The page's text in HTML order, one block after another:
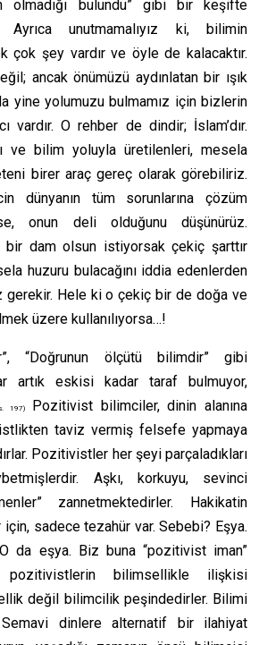
olmadığı bulundu” gibi bir keşifte
Ayrıca unutmamalıyız ki, bilimin
çok şey vardır ve öyle de kalacaktır.
ancak önümüzü aydınlatan bir ışık
yine yolumuzu bulmamız için bizlerin
vardır. O rehber de dindir; İslam’dır.
ve bilim yoluyla üretilenleri, mesela
birer araç gereç olarak görebiliriz.
dünyanın tüm sorunlarına çözüm
onun deli olduğunu düşünürüz.
bir dam olsun istiyorsak çekiç şarttır
huzuru bulacağını iddia edenlerden
gerekir. Hele ki o çekiç bir de doğa ve
üzere kullanılıyorsa…!
“Doğrunun ölçütü bilimdir” gibi
artık eskisi kadar taraf bulmuyor,
197)Pozitivist bilimciler, dinin alanına
taviz vermiş felsefe yapmaya
Pozitivistler her şeyi parçaladıkları
Aşkı, korkuyu, sevinci
zannetmektedirler. Hakikatin
sadece tezahür var. Sebebi? Eşya.
da eşya. Biz buna “pozitivist iman”
pozitivistlerin bilimsellikle ilişkisi
değil bilimcilik peşindedirler. Bilimi
Semavi dinlere alternatif bir ilahiyat